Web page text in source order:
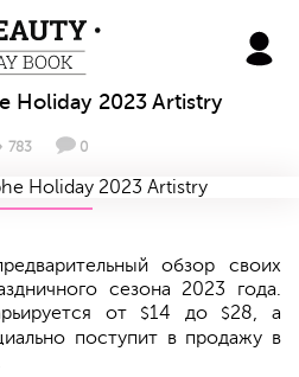
BeautyDayBook
Holiday 2023 Artistry
783 0
обзор своих
сезона 2023 года.
от
$14 до $28, а
поступит в продажу в